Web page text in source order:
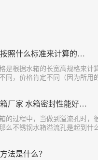
照什么标准来计算的…
是根据水箱的长宽高规格来计
同，价格肯定不同（因为所用
厂家 水箱密封性能好…
的过程中，当做到溢流孔时，
么不锈钢水箱溢流孔是起到什
法是什么？